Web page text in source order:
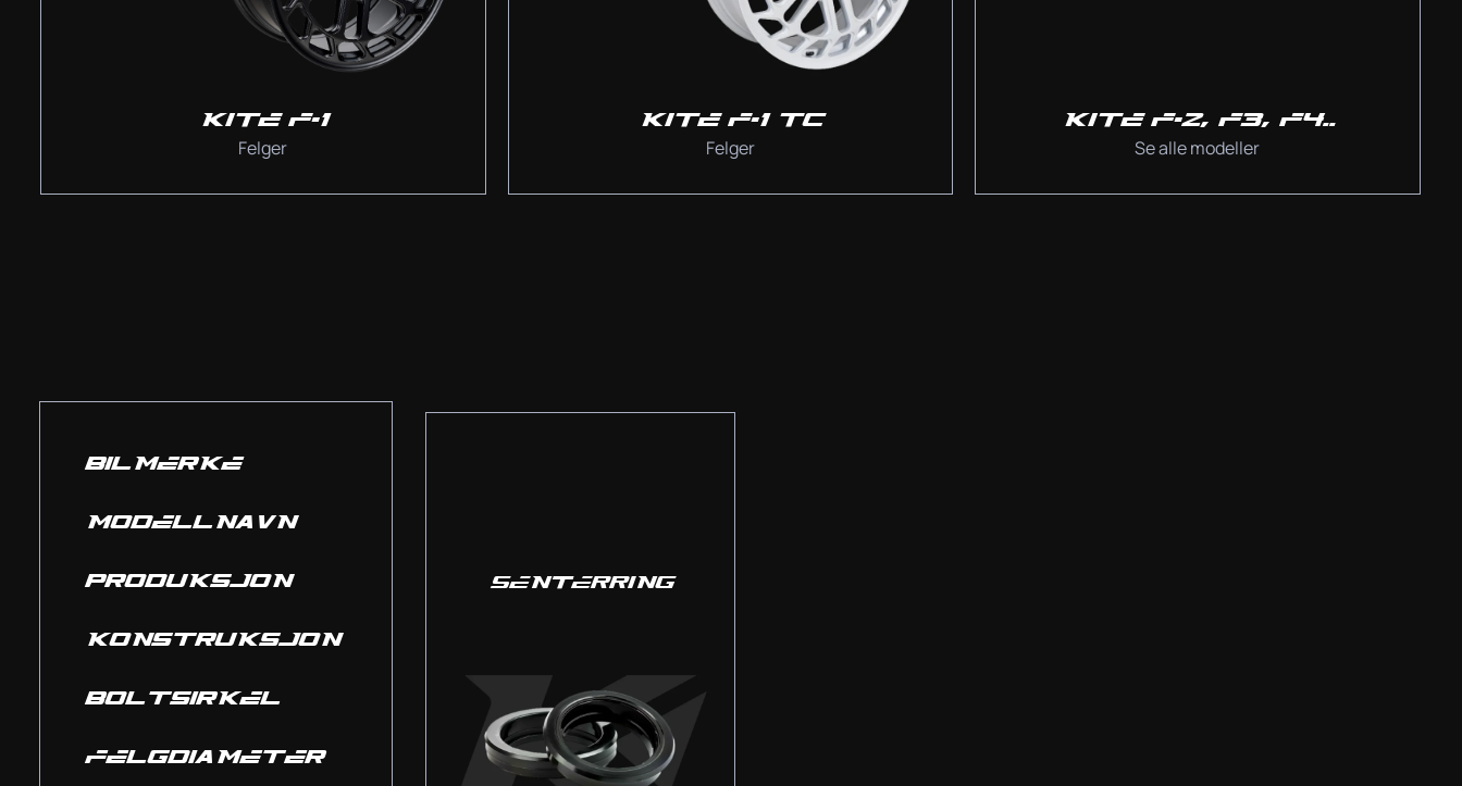
KITE F-1
Felger
KITE F-1 TC
Felger
KITE F-2, F3, F4..
Se alle modeller
BILMERKE
MODELLNAVN
PRODUKSJON
KONSTRUKSJON
BOLTSIRKEL
FELGDIAMETER
SENTERRING